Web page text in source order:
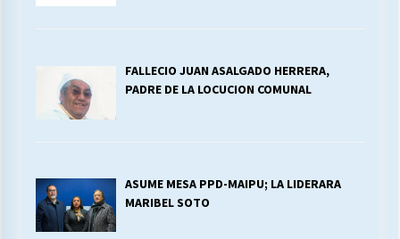
FALLECIO JUAN ASALGADO HERRERA,
PADRE DE LA LOCUCION COMUNAL
ASUME MESA PPD-MAIPU; LA LIDERARA
MARIBEL SOTO